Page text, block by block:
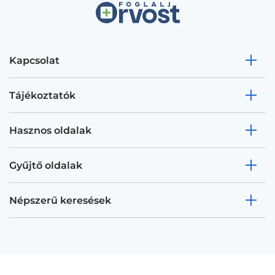
Kapcsolat
Tájékoztatók
Hasznos oldalak
Gyűjtő oldalak
Népszerű keresések